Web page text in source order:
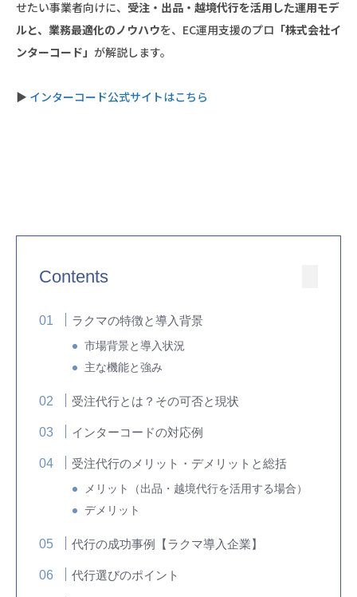
せたい事業者向けに、 受注・出品・越境代行を活用した運用モデ
ルと、業務最適化のノウハウを、EC運用支援のプロ 「株式会社イ
ンターコード」 が解説します。
▶ インターコード公式サイトはこちら
Contents
ラクマの特徴と導入背景
市場背景と導入状況
主な機能と強み
受注代行とは？その可否と現状
インターコードの対応例
受注代行のメリット・デメリットと総括
メリット（出品・越境代行を活用する場合）
デメリット
代行の成功事例【ラクマ導入企業】
代行選びのポイント